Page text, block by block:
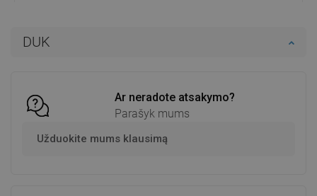
DUK
Ar neradote atsakymo?
Parašyk mums
Užduokite mums klausimą